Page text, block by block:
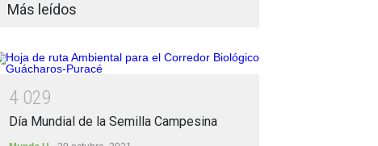
Más leídos
4 029
Día Mundial de la Semilla Campesina